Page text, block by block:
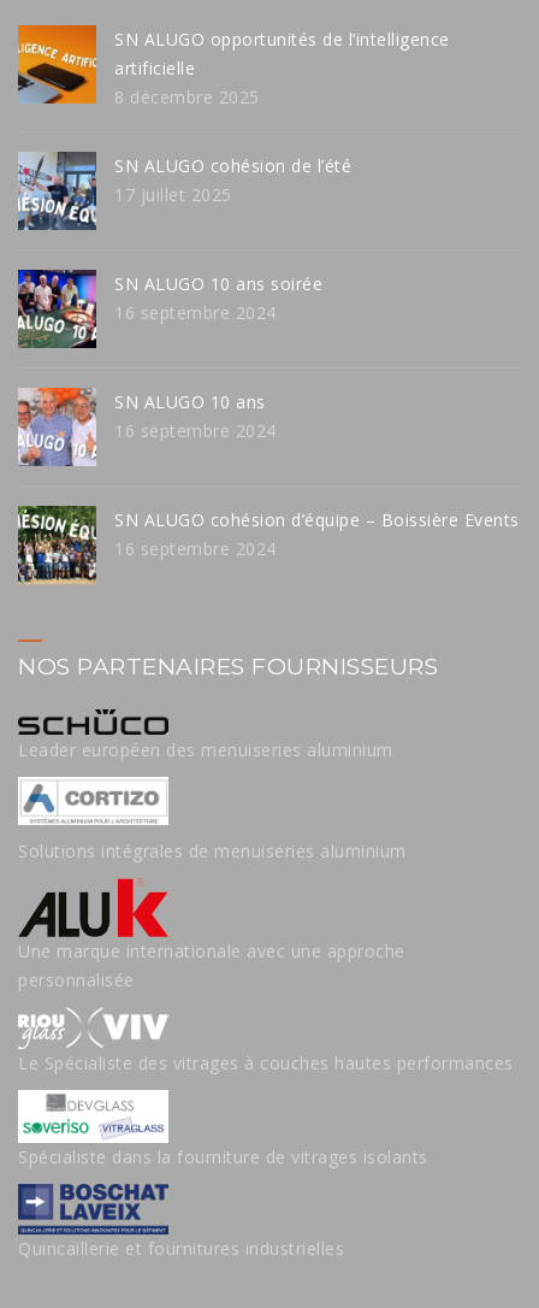
SN ALUGO opportunités de l’intelligence
artificielle
8 décembre 2025
SN ALUGO cohésion de l’été
17 juillet 2025
SN ALUGO 10 ans soirée
16 septembre 2024
SN ALUGO 10 ans
16 septembre 2024
SN ALUGO cohésion d’équipe – Boissière Events
16 septembre 2024
NOS PARTENAIRES FOURNISSEURS
Leader européen des menuiseries aluminium
Solutions intégrales de menuiseries aluminium
Une marque internationale avec une approche
personnalisée
Le Spécialiste des vitrages à couches hautes performances
Spécialiste dans la fourniture de vitrages isolants
Quincaillerie et fournitures industrielles